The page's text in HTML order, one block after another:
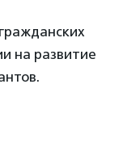
на развитие